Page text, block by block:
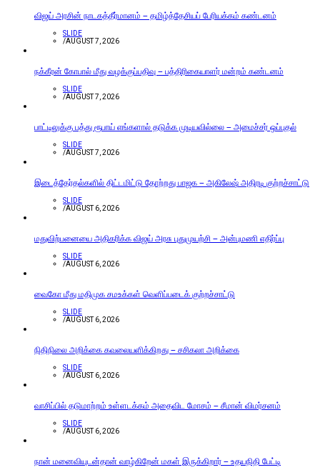
விஜய் அரசின் நாடகத்தீர்மானம் – தமிழ்த்தேசியப் பேரியக்கம் கண்டனம்
SLIDE
/AUGUST 7, 2026
நக்கீரன் கோபால் மீது வழக்குப்பதிவு – பத்திரிகையாளர் மன்றம் கண்டனம்
SLIDE
/AUGUST 7, 2026
பாட்டிலுக்கு பத்து ரூபாய் எங்களால் தடுக்க முடியவில்லை – அமைச்சர் ஒப்புதல்
SLIDE
/AUGUST 7, 2026
இடைத்தேர்தல்களில் திட்டமிட்டு தோற்றது பாஜக – அகிலேஷ் அதிரடி குற்றச்சாட்டு
SLIDE
/AUGUST 6, 2026
மதுவிற்பனையை அதிகரிக்க விஜய் அரசு புதுமுயற்சி – அன்புமணி எதிர்ப்பு
SLIDE
/AUGUST 6, 2026
வைகோ மீது மதிமுக சமஉக்கள் வெளிப்படைக் குற்றச்சாட்டு
SLIDE
/AUGUST 6, 2026
நிதிநிலை அறிக்கை கவலையளிக்கிறது – சசிகலா அறிக்கை
SLIDE
/AUGUST 6, 2026
வாசிப்பில் தடுமாற்றம் உள்ளடக்கம் அதைவிட மோசம் – சீமான் விமர்சனம்
SLIDE
/AUGUST 6, 2026
நான் மனைவியுடன்தான் வாழ்கிறேன் மகள் இருக்கிறார் – உதயநிதி பேட்டி